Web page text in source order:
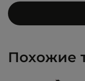
Похожие